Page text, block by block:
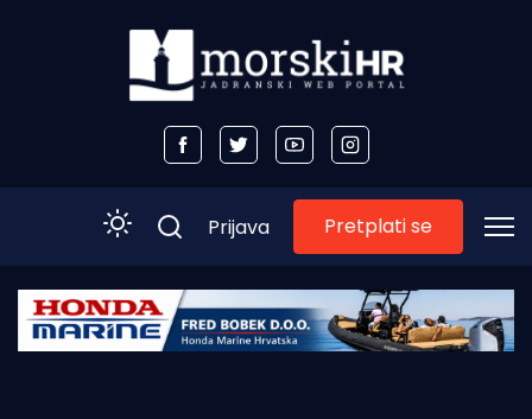
Početna
Prijava Pretplati se